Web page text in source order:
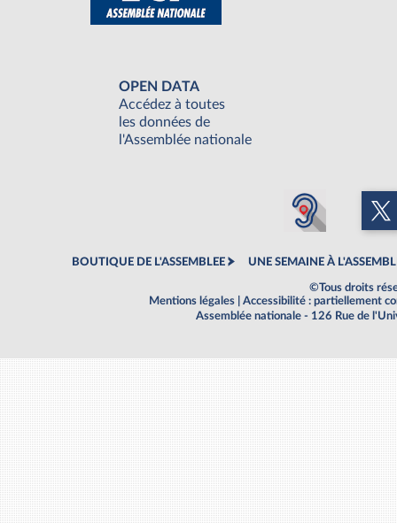
OPEN DATA
Accédez à toutes
les données de
l'Assemblée nationale
BOUTIQUE DE L'ASSEMBLEE UNE SEMAINE À
©Tous droits
Mentions légales
Accessibilité : partiellement
Assemblée nationale - 126 Rue de